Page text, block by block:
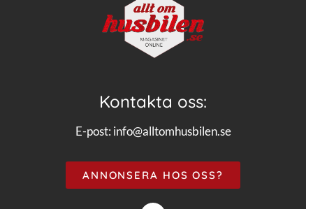
Kontakta oss:
E-post: info@alltomhusbilen.se
ANNONSERA HOS OSS?